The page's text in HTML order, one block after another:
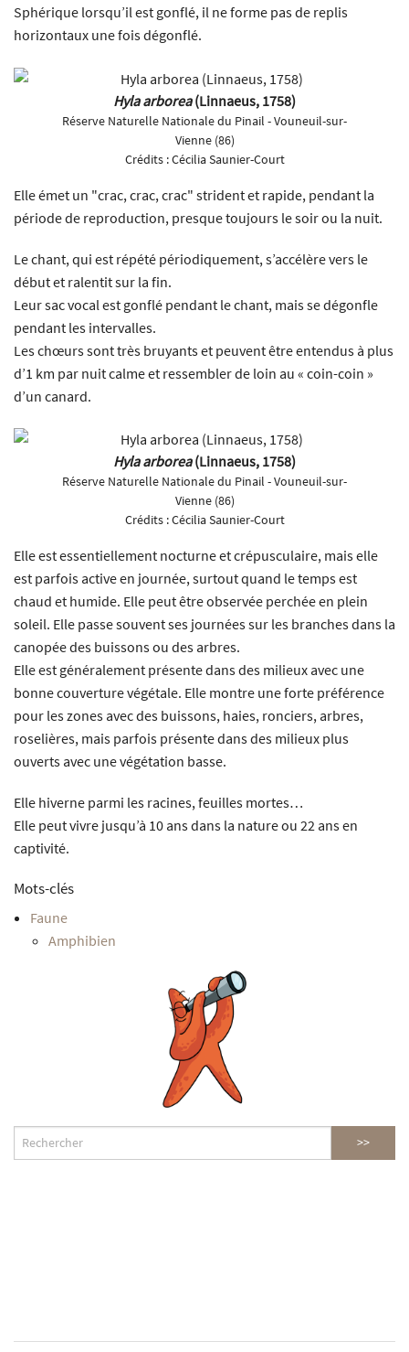
Sphérique lorsqu’il est gonflé, il ne forme pas de replis
horizontaux une fois dégonflé.
Hyla arborea(Linnaeus, 1758)
Réserve Naturelle Nationale du Pinail - Vouneuil-sur-
Vienne (86)
Crédits :Cécilia Saunier-Court
Elle émet un "crac, crac, crac" strident et rapide, pendant la
période de reproduction, presque toujours le soir ou la nuit.
Le chant, qui est répété périodiquement, s’accélère vers le
début et ralentit sur la fin.
Leur sac vocal est gonflé pendant le chant, mais se dégonfle
pendant les intervalles.
Les chœurs sont très bruyants et peuvent être entendus à plus
d’1 km par nuit calme et ressembler de loin au « coin-coin »
d’un canard.
Hyla arborea(Linnaeus, 1758)
Réserve Naturelle Nationale du Pinail - Vouneuil-sur-
Vienne (86)
Crédits :Cécilia Saunier-Court
Elle est essentiellement nocturne et crépusculaire, mais elle
est parfois active en journée, surtout quand le temps est
chaud et humide. Elle peut être observée perchée en plein
soleil. Elle passe souvent ses journées sur les branches dans la
canopée des buissons ou des arbres.
Elle est généralement présente dans des milieux avec une
bonne couverture végétale. Elle montre une forte préférence
pour les zones avec des buissons, haies, ronciers, arbres,
roselières, mais parfois présente dans des milieux plus
ouverts avec une végétation basse.
Elle hiverne parmi les racines, feuilles mortes…
Elle peut vivre jusqu’à 10 ans dans la nature ou 22 ans en
captivité.
Mots-clés
Faune
Amphibien